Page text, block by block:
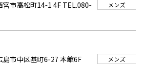
宮市高松町14-1 4F TEL.080-
メンズ
島市中区基町6-27 本館6F
メンズ